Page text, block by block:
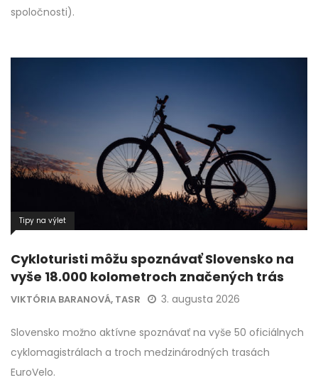
spoločnosti).
Tipy na výlet
Cykloturisti môžu spoznávať Slovensko na
vyše 18.000 kolometroch značených trás
VIKTÓRIA BARANOVÁ, TASR 3. augusta 2026
Slovensko možno aktívne spoznávať na vyše 50 oficiálnych
cyklomagistrálach a troch medzinárodných trasách
EuroVelo.